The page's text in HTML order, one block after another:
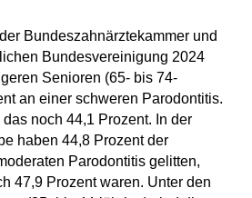
Bundeszahnärztekammer und
Bundesvereinigung 2024
Senioren (65- bis 74-
an einer schweren Parodontitis.
das noch 44,1 Prozent. In der
haben 44,8 Prozent der
Parodontitis gelitten,
47,9 Prozent waren. Unter den